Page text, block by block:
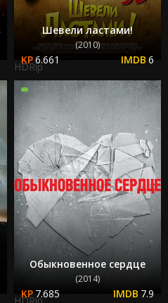
Шевели ластами!
(2010)
6.661 6
HDRip
Обыкновенное сердце
(2014)
7.685 7.9